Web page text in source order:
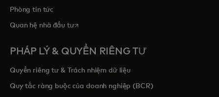
Phòng tin tức
Quan hệ nhà đầu tưopens in a new tab
PHÁP LÝ & QUYỀN RIÊNG TƯ
Quyền riêng tư & Trách nhiệm dữ liệu
Quy tắc ràng buộc của doanh nghiệp (BCR)